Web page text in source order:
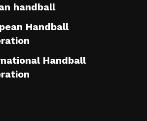
handball
Handball
Handball